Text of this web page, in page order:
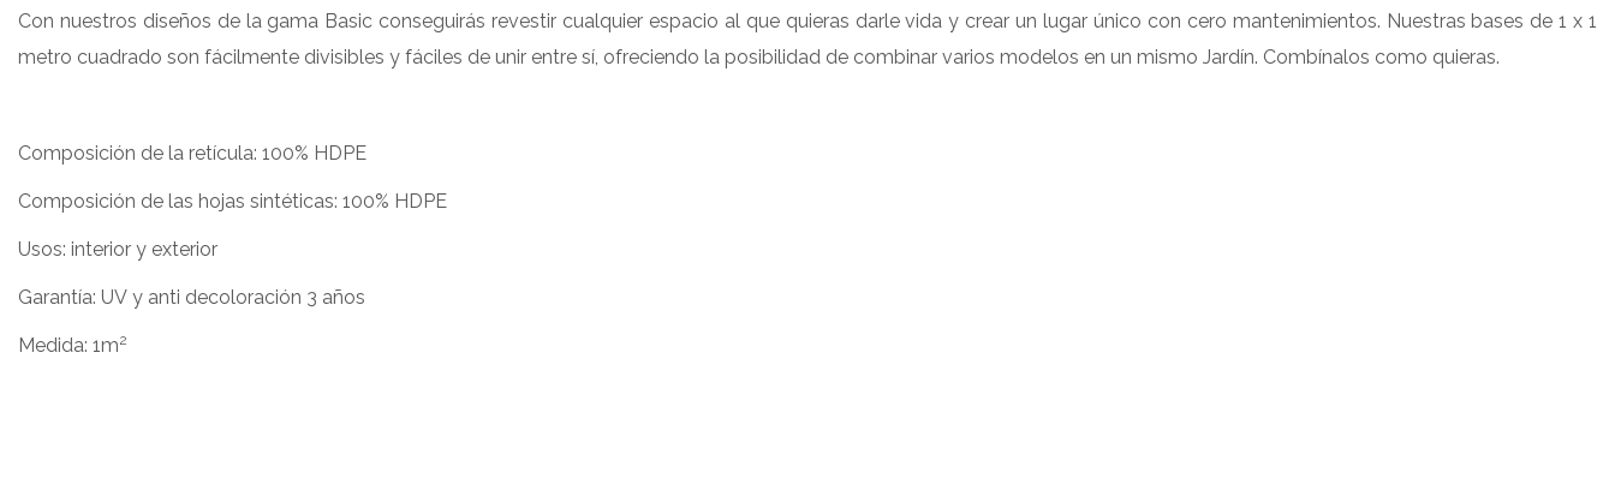
Con nuestros diseños de la gama Basic conseguirás revestir cualquier espacio al que quieras darle vida y crear un lugar único con cero mantenimientos. Nuestras bases de 1 x 1
metro cuadrado son fácilmente divisibles y fáciles de unir entre sí, ofreciendo la posibilidad de combinar varios modelos en un mismo Jardín. Combínalos como quieras.
Composición de la retícula: 100% HDPE
Composición de las hojas sintéticas: 100% HDPE
Usos: interior y exterior
Garantía: UV y anti decoloración 3 años
Medida: 1m2